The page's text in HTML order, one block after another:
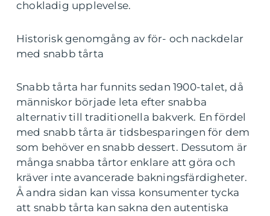
chokladig upplevelse.
Historisk genomgång av för- och nackdelar
med snabb tårta
Snabb tårta har funnits sedan 1900-talet, då
människor började leta efter snabba
alternativ till traditionella bakverk. En fördel
med snabb tårta är tidsbesparingen för dem
som behöver en snabb dessert. Dessutom är
många snabba tårtor enklare att göra och
kräver inte avancerade bakningsfärdigheter.
Å andra sidan kan vissa konsumenter tycka
att snabb tårta kan sakna den autentiska